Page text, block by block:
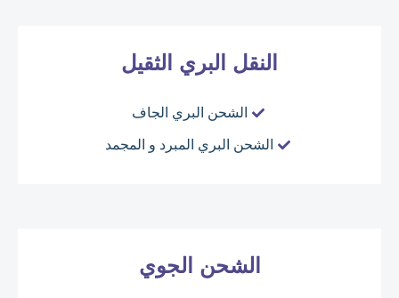
النقل البري الثقيل
الشحن البري الجاف
الشحن البري المبرد و المجمد
الشحن الجوي